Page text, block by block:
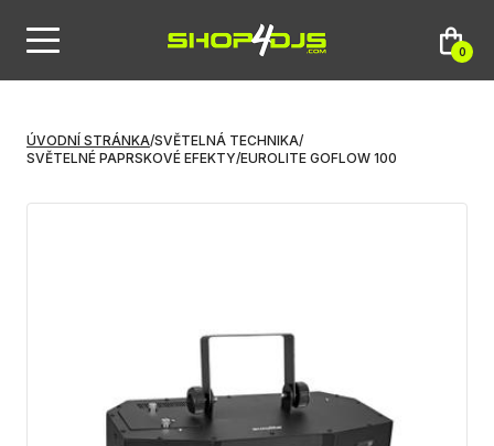
0
ÚVODNÍ STRÁNKA/SVĚTELNÁ TECHNIKA/
SVĚTELNÉ PAPRSKOVÉ EFEKTY/EUROLITE GOFLOW 100